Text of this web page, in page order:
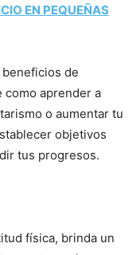
EN PEQUEÑAS
de
como aprender a
o aumentar tu
objetivos
tus progresos.
física, brinda un